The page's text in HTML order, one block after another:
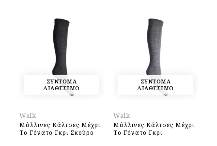
ΣΥΝΤΟΜΑ
ΔΙΑΘΕΣΙΜΟ
Walk
Μάλλινες Κάλτσες Μέχρι
Tο Γόνατο Γκρι Σκούρο
ΣΥΝΤΟΜΑ
ΔΙΑΘΕΣΙΜΟ
Walk
Μάλλινες Κάλτσες Μέχρι
Το Γόνατο Γκρι